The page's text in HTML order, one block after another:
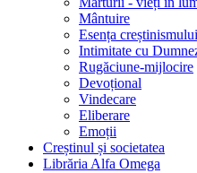
Mântuire
Esența creștinismului
Intimitate cu
Rugăciune-mijlocire
Devoțional
Vindecare
Eliberare
Emoții
Creștinul și societatea
Librăria Alfa Omega